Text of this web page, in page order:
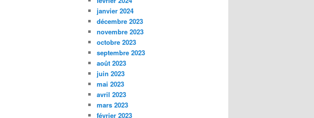
janvier 2024
décembre 2023
novembre 2023
octobre 2023
septembre 2023
août 2023
juin 2023
mai 2023
avril 2023
mars 2023
février 2023